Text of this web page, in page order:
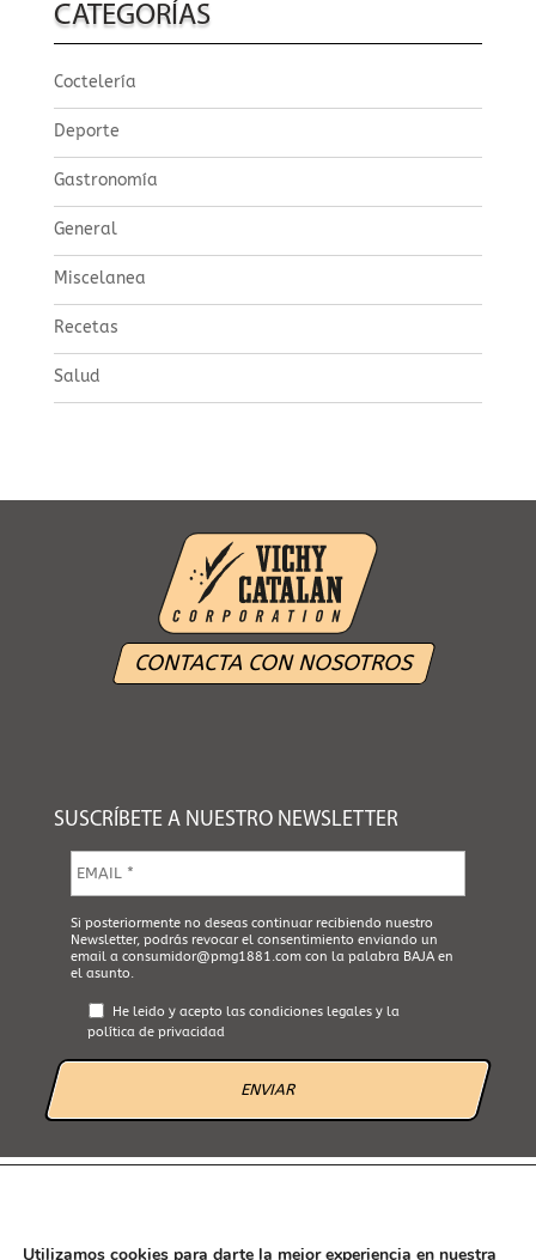
CATEGORÍAS
Coctelería
Deporte
Gastronomía
General
Miscelanea
Recetas
Salud
CONTACTA CON NOSOTROS
SUSCRÍBETE A NUESTRO NEWSLETTER
m
a
i
l
*
A
c
e
p
e
l
Si posteriormente no deseas continuar recibiendo nuestro
Newsletter, podrás revocar el consentimiento enviando un
email a consumidor@pmg1881.comcon la palabra BAJA en
el asunto.
He leido y acepto las condiciones legalesy la
política de privacidad
Utilizamos cookies para darte la mejor experiencia en nuestra